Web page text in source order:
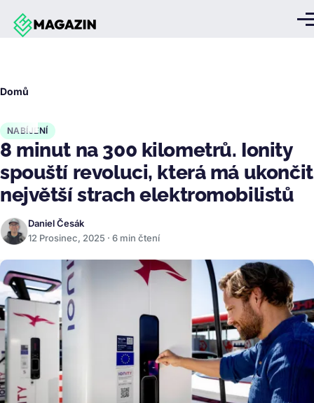
Přejít k hlavnímu obsahu
Domů
NABÍJENÍ
8 minut na 300 kilometrů. Ionity
spouští revoluci, která má ukončit
největší strach elektromobilistů
Daniel Česák
12 Prosinec, 2025 · 6 min čtení